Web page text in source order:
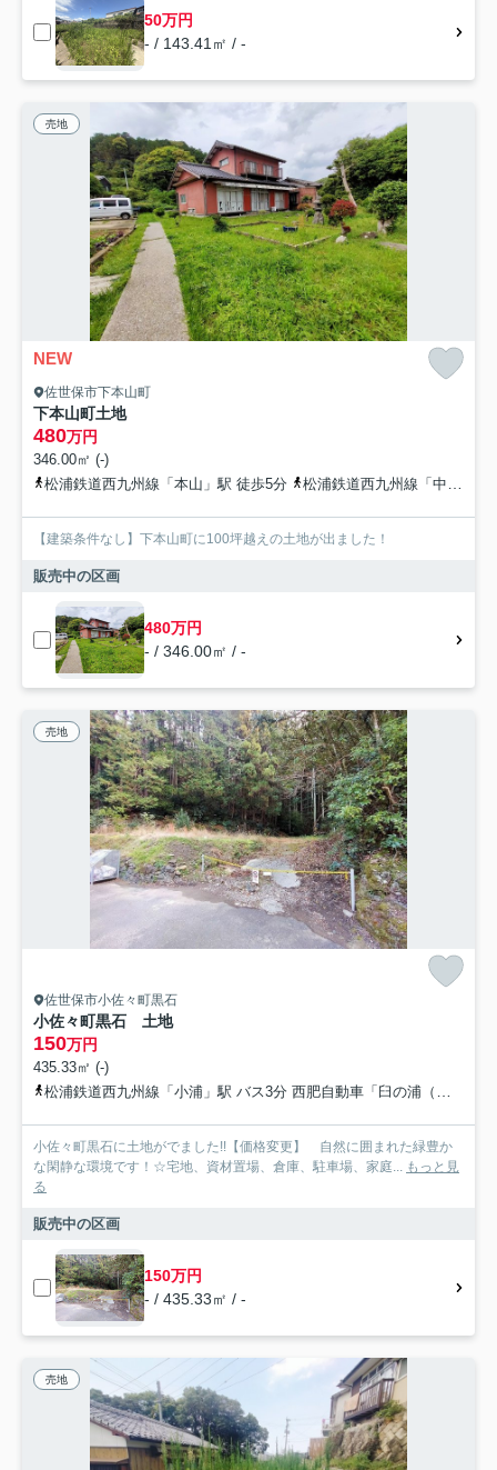
50万円
- / 143.41㎡ / -
売地
NEW
佐世保市下本山町
下本山町土地
480万円
346.00㎡ (-)
松浦鉄道西九州線「本山」駅 徒歩5分
松浦鉄道西九州線「中里」駅 徒歩7分
【建築条件なし】下本山町に100坪越えの土地が出ました！
販売中の区画
480万円
- / 346.00㎡ / -
売地
佐世保市小佐々町黒石
小佐々町黒石 土地
150万円
435.33㎡ (-)
松浦鉄道西九州線「小浦」駅 バス3分 西肥自動車「臼の浦（佐世保市）」 停歩2分
小佐々町黒石に土地がでました!!【価格変更】 自然に囲まれた緑豊か
な閑静な環境です！☆宅地、資材置場、倉庫、駐車場、家庭... もっと見
る
販売中の区画
150万円
- / 435.33㎡ / -
売地